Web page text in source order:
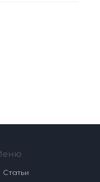
Статьи